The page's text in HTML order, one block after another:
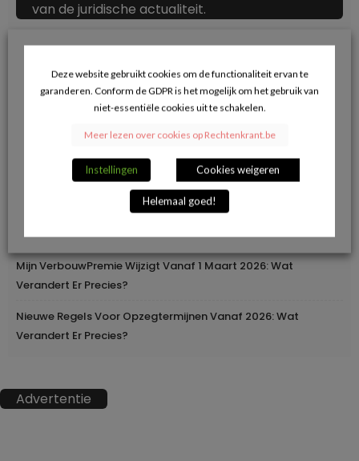
van de juridische actualiteit.
Recente berichten
Herroepingsrecht Bij Online Aankopen: Wanneer Mag Je Iets
Geleidelijke Verhoging Van Loopbaanvoorwaarden
Europa Moderniseert Het Rijbewijs: Digitaal En
Grensoverschrijdend
Mijn VerbouwPremie Wijzigt Vanaf 1 Maart 2026: Wat
Verandert Er Precies?
Nieuwe Regels Voor Opzegtermijnen Vanaf 2026: Wat
Verandert Er Precies?
Advertentie
Deze website gebruikt cookies om de functionaliteit ervan te
garanderen. Conform de GDPR is het mogelijk om het gebruik van
niet-essentiële cookies uit te schakelen.
Meer lezen over cookies op Rechtenkrant.be
Instellingen Cookies weigeren
Helemaal goed!